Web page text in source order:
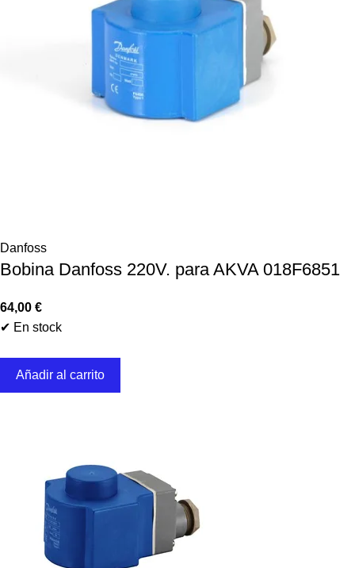
Danfoss
Bobina Danfoss 220V. para AKVA 018F6851
64,00 €
✔ En stock
Añadir al carrito